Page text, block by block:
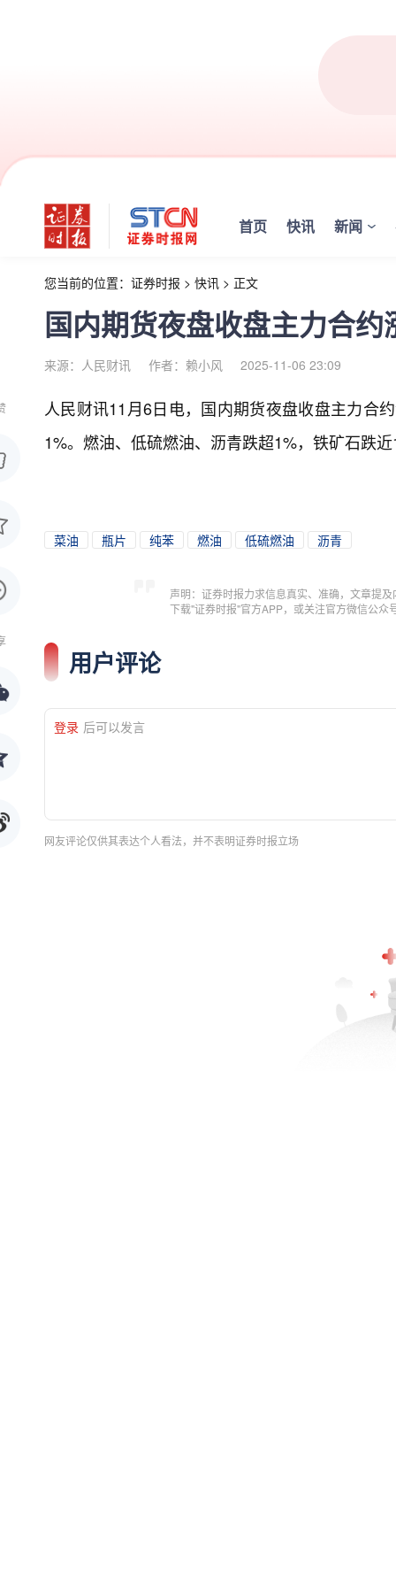
首页 快讯 新闻
您当前的位置： 证券时报 > 快讯 > 正文
国内期货夜盘收盘主力合
来源：人民财讯 作者：赖小风 2025-11-06 23:09
人民财讯11月6日电， 国内期货夜盘收盘主力合
1%。燃油、低硫燃油、沥青跌超1%，铁矿石跌
菜油 瓶片 纯苯 燃油 低硫燃油 沥青
声明：证券时报力求信息真实、准确，文章提
下载"证券时报"官方APP，或关注官方微信公
用户评论
登录 后可以发言
网友评论仅供其表达个人看法，并不表明证券时报立场